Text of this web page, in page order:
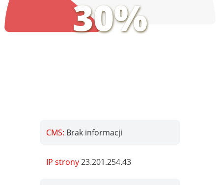
30%
CMS: Brak informacji
IP strony23.201.254.43